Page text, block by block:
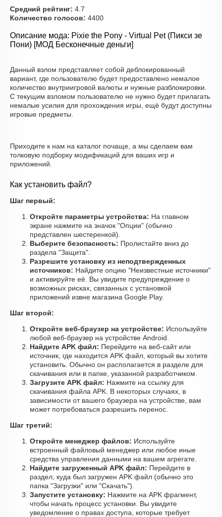
Средний рейтинг: 4.7
Количество голосов: 4400
Описание мода: Pixie the Pony - Virtual Pet (Пикси зе
Пони) [МОД Бесконечные деньги]
Данный взлом представляет собой деблокированный
вариант, где пользователю будет предоставлено немалое
количество внутриигровой валюты и нужные разблокировки.
С текущим взломом пользователю не нужно будет прилагать
немалые усилия для прохождения игры, ещё будут доступны
игровые предметы.
Приходите к нам на каталог почаще, а мы сделаем вам
толковую подборку модификаций для ваших игр и
приложений.
Как установить файл?
Шаг первый:
Откройте параметры устройства: На главном
экране нажмите на значок "Опции" (обычно
представлен шестеренкой).
Выберите безопасность: Пролистайте вниз до
раздела "Защита".
Разрешите установку из неподтвержденных
источников: Найдите опцию "Неизвестные источники"
и активируйте её. Вы увидите предупреждение о
возможных рисках, связанных с установкой
приложений извне магазина Google Play.
Шаг второй:
Откройте веб-браузер на устройстве: Используйте
любой веб-браузер на устройстве Android.
Найдите APK файл: Перейдите на веб-сайт или
источник, где находится APK файл, который вы хотите
установить. Обычно он располагается в разделе для
скачивания или в папке, указанной разработчиком.
Загрузите APK файл: Нажмите на ссылку для
скачивания файла APK. В некоторых случаях, в
зависимости от вашего браузера на устройстве, вам
может потребоваться разрешить перенос.
Шаг третий:
Откройте менеджер файлов: Используйте
встроенный файловый менеджер или любое иные
средства управления данными на вашем агрегате.
Найдите загруженный APK файл: Перейдите в
раздел, куда был загружен APK файл (обычно это
папка "Загрузки" или "Скачать").
Запустите установку: Нажмите на APK фрагмент,
чтобы начать процесс установки. Вы увидите
уведомление о правах доступа, которые требует